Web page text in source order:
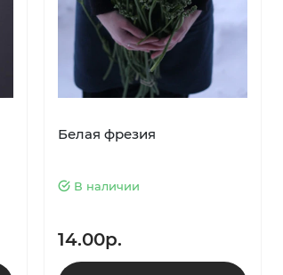
Белая фрезия
В наличии
14.00р.